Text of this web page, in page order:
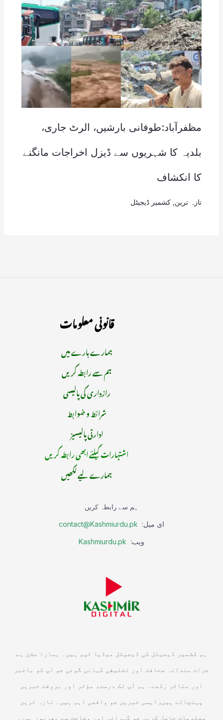
مظفرآباد:طوفانی بارشیں، الرٹ جاری،
بلدیہ کا شہریوں سے ڈیزل اخراجات مانگنے
کا انکشاف
تازہ ترین کشمیر ڈیجیٹل
قانونی معلومات
ہمارے بارے میں
ہم سے رابطہ کریں
رازداری کی پالیسی
شرائط و ضوابط
ادارتی پالیسیز
اشتہارات کیلئے ابھی رابطہ کریں
ہمارے لیے لکھیں
ہم سے رابطہ کریں
ای میل: contact@Kashmiurdu.pk
ویب: Kashmiurdu.pk
ہم کشمیر ڈیجیٹل کی ڈیجیٹل میڈیا ٹیم ہیں۔ ہمارا مشن ہے
جرات مندانہ صحافت اور تخلیقی کہانی گوئی جو آپ کو باخبر
اور متاثر رکھے۔ ہم آپ تک درست، مؤثر اور بروقت خبریں
پہنچاتے ہیں, ایسی خبریں جو واقعی اہم ہیں۔ تازہ ترین
معلومات حاصل کریں جو گہرائی اور وضاحت سے بھرپور ہوں۔